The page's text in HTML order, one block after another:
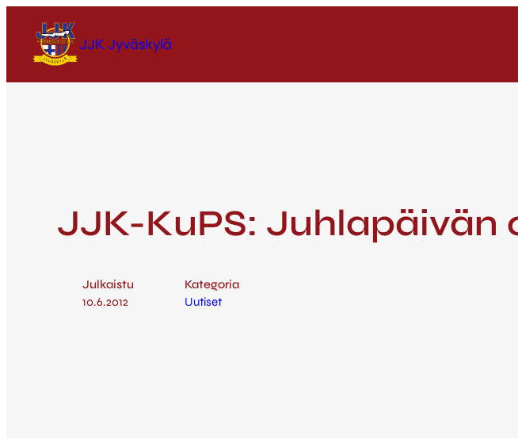
JJK Jyväskylä
JJK-KuPS: Juhlapäivän
Julkaistu
10.6.2012
Kategoria
Uutiset